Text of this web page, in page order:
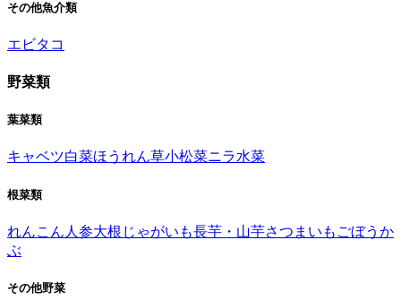
その他魚介類
エビタコ
野菜類
葉菜類
キャベツ白菜ほうれん草小松菜ニラ水菜
根菜類
れんこん 人参大根 じゃがいも長芋・山芋さつまいも ごぼう か
ぶ
その他野菜